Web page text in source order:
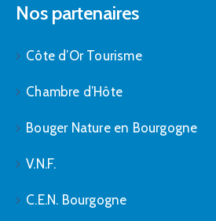
Nos partenaires
Côte d’Or Tourisme
Chambre d’Hôte
Bouger Nature en Bourgogne
V.N.F.
C.E.N. Bourgogne